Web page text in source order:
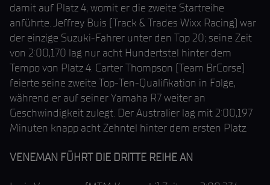
damit auf Platz 4, womit er die zweite Startreihe
anführte. Jeffrey Buis (Track & Trades Wixx Racing) war
der einzige Suzuki-Fahrer unter den Top 20; seine Zeit
von 2:00,170 lag nur acht Hundertstel hinter dem
Tempo von Platz 4. Carter Thompson (Team BrCorse)
feierte seine zweite Top-Ten-Qualifikation in Folge,
während er auf seiner Yamaha R7 weiter an
Geschwindigkeit zulegt. Der Australier lag mit 2:00,197
Minuten knapp acht Zehntel hinter dem ersten Platz.
VENEMAN FÜHRT DIE DRITTE REIHE AN